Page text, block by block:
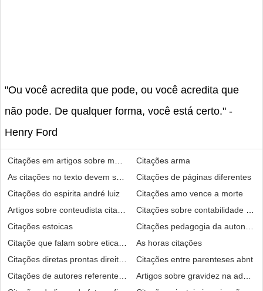
"Ou você acredita que pode, ou você acredita que
não pode. De qualquer forma, você está certo." -
Henry Ford
Citações em artigos sobre mercado ads
As citações no texto devem ser feitas de maneira uniforme
Citações do espirita andré luiz
Artigos sobre conteudista citações
Citações estoicas
Citaçõe que falam sobre etica no ambiente de trabalho
Citações diretas prontas direito do trabalho
Citações de autores referentes a inclusão de crianças com
Citações arma
Citações de páginas diferentes
Citações amo vence a morte
Citações sobre contabilidade
Citações pedagogia da autonomia
As horas citações
Citações entre parenteses abnt
Artigos sobre gravidez na